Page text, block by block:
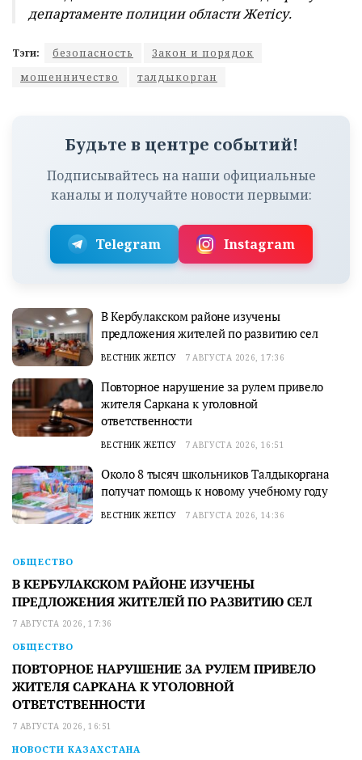
департаменте полиции области Жетісу.
Тэги: безопасность
Закон и порядок
мошенничество
талдыкорган
Будьте в центре событий!
Подписывайтесь на наши официальные
каналы и получайте новости первыми:
Telegram Instagram
В Кербулакском районе изучены
предложения жителей по развитию сел
ВЕСТНИК ЖЕТІСУ 7 АВГУСТА 2026, 17:36
Повторное нарушение за рулем привело
жителя Саркана к уголовной
ответственности
ВЕСТНИК ЖЕТІСУ 7 АВГУСТА 2026, 16:51
Около 8 тысяч школьников Талдыкоргана
получат помощь к новому учебному году
ВЕСТНИК ЖЕТІСУ 7 АВГУСТА 2026, 14:36
ОБЩЕСТВО
В КЕРБУЛАКСКОМ РАЙОНЕ ИЗУЧЕНЫ
ПРЕДЛОЖЕНИЯ ЖИТЕЛЕЙ ПО РАЗВИТИЮ СЕЛ
7 АВГУСТА 2026, 17:36
ОБЩЕСТВО
ПОВТОРНОЕ НАРУШЕНИЕ ЗА РУЛЕМ ПРИВЕЛО
ЖИТЕЛЯ САРКАНА К УГОЛОВНОЙ
ОТВЕТСТВЕННОСТИ
7 АВГУСТА 2026, 16:51
НОВОСТИ КАЗАХСТАНА